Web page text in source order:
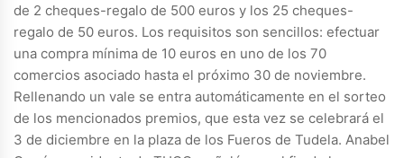
de 2 cheques-regalo de 500 euros y los 25 cheques-
regalo de 50 euros. Los requisitos son sencillos: efectuar
una compra mínima de 10 euros en uno de los 70
comercios asociado hasta el próximo 30 de noviembre.
Rellenando un vale se entra automáticamente en el sorteo
de los mencionados premios, que esta vez se celebrará el
3 de diciembre en la plaza de los Fueros de Tudela. Anabel